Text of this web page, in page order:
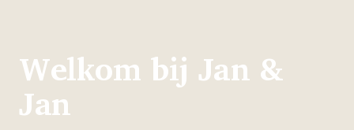
Welkom bij Jan &
Jan